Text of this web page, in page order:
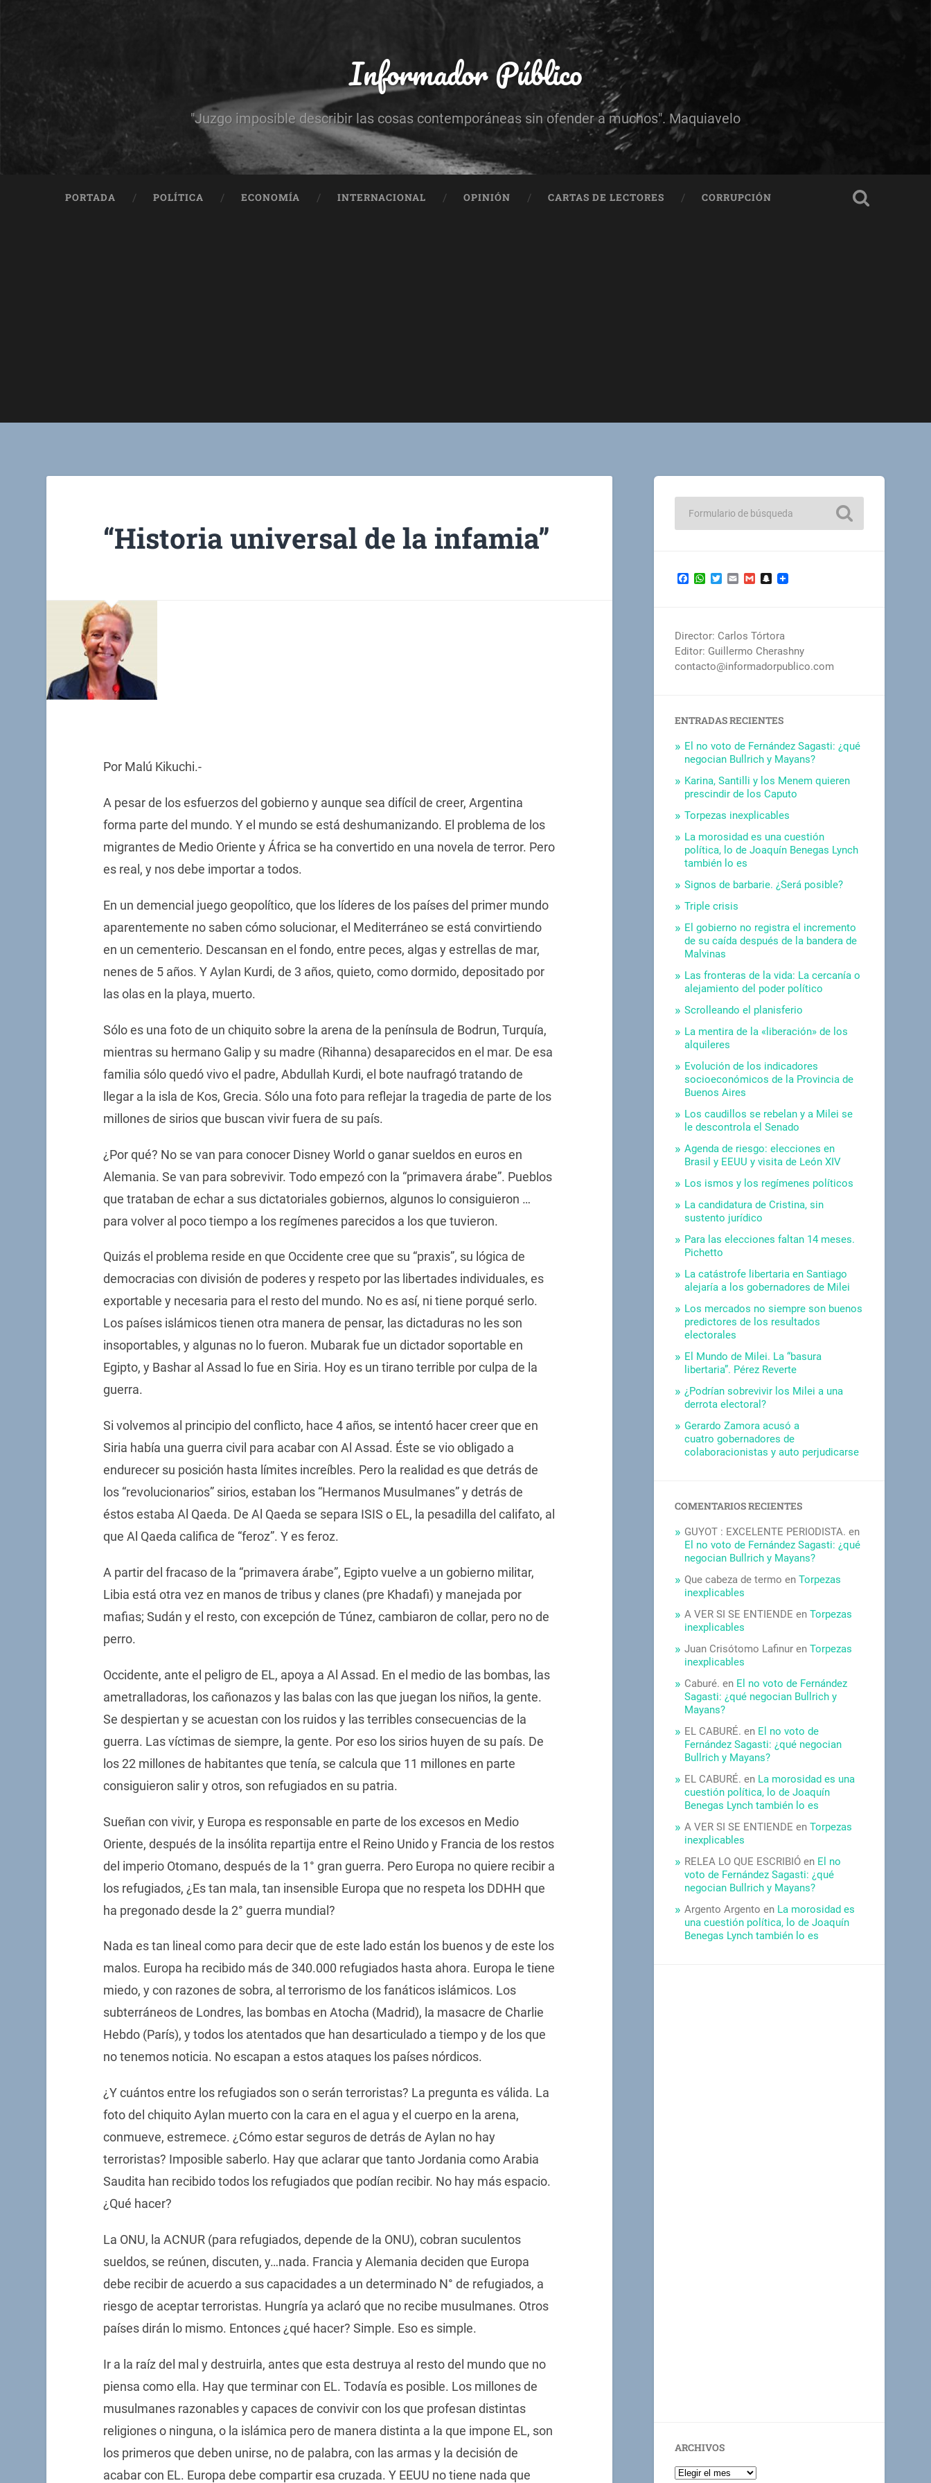
Informador Público
"Juzgo imposible describir las cosas contemporáneas sin ofender a muchos". Maquiavelo
PORTADA POLÍTICA ECONOMÍA INTERNACIONAL OPINIÓN CARTAS DE LECTORES CORRUPCIÓN
“Historia universal de la infamia”
Por Malú Kikuchi.-
A pesar de los esfuerzos del gobierno y aunque sea difícil de creer, Argentina
forma parte del mundo. Y el mundo se está deshumanizando. El problema de los
migrantes de Medio Oriente y África se ha convertido en una novela de terror. Pero
es real, y nos debe importar a todos.
En un demencial juego geopolítico, que los líderes de los países del primer mundo
aparentemente no saben cómo solucionar, el Mediterráneo se está convirtiendo
en un cementerio. Descansan en el fondo, entre peces, algas y estrellas de mar,
nenes de 5 años. Y Aylan Kurdi, de 3 años, quieto, como dormido, depositado por
las olas en la playa, muerto.
Sólo es una foto de un chiquito sobre la arena de la península de Bodrun, Turquía,
mientras su hermano Galip y su madre (Rihanna) desaparecidos en el mar. De esa
familia sólo quedó vivo el padre, Abdullah Kurdi, el bote naufragó tratando de
llegar a la isla de Kos, Grecia. Sólo una foto para reflejar la tragedia de parte de los
millones de sirios que buscan vivir fuera de su país.
¿Por qué? No se van para conocer Disney World o ganar sueldos en euros en
Alemania. Se van para sobrevivir. Todo empezó con la “primavera árabe”. Pueblos
que trataban de echar a sus dictatoriales gobiernos, algunos lo consiguieron …
para volver al poco tiempo a los regímenes parecidos a los que tuvieron.
Quizás el problema reside en que Occidente cree que su “praxis”, su lógica de
democracias con división de poderes y respeto por las libertades individuales, es
exportable y necesaria para el resto del mundo. No es así, ni tiene porqué serlo.
Los países islámicos tienen otra manera de pensar, las dictaduras no les son
insoportables, y algunas no lo fueron. Mubarak fue un dictador soportable en
Egipto, y Bashar al Assad lo fue en Siria. Hoy es un tirano terrible por culpa de la
guerra.
Si volvemos al principio del conflicto, hace 4 años, se intentó hacer creer que en
Siria había una guerra civil para acabar con Al Assad. Éste se vio obligado a
endurecer su posición hasta límites increíbles. Pero la realidad es que detrás de
los “revolucionarios” sirios, estaban los “Hermanos Musulmanes” y detrás de
éstos estaba Al Qaeda. De Al Qaeda se separa ISIS o EL, la pesadilla del califato, al
que Al Qaeda califica de “feroz”. Y es feroz.
A partir del fracaso de la “primavera árabe”, Egipto vuelve a un gobierno militar,
Libia está otra vez en manos de tribus y clanes (pre Khadafi) y manejada por
mafias; Sudán y el resto, con excepción de Túnez, cambiaron de collar, pero no de
perro.
Occidente, ante el peligro de EL, apoya a Al Assad. En el medio de las bombas, las
ametralladoras, los cañonazos y las balas con las que juegan los niños, la gente.
Se despiertan y se acuestan con los ruidos y las terribles consecuencias de la
guerra. Las víctimas de siempre, la gente. Por eso los sirios huyen de su país. De
los 22 millones de habitantes que tenía, se calcula que 11 millones en parte
consiguieron salir y otros, son refugiados en su patria.
Sueñan con vivir, y Europa es responsable en parte de los excesos en Medio
Oriente, después de la insólita repartija entre el Reino Unido y Francia de los restos
del imperio Otomano, después de la 1° gran guerra. Pero Europa no quiere recibir a
los refugiados, ¿Es tan mala, tan insensible Europa que no respeta los DDHH que
ha pregonado desde la 2° guerra mundial?
Nada es tan lineal como para decir que de este lado están los buenos y de este los
malos. Europa ha recibido más de 340.000 refugiados hasta ahora. Europa le tiene
miedo, y con razones de sobra, al terrorismo de los fanáticos islámicos. Los
subterráneos de Londres, las bombas en Atocha (Madrid), la masacre de Charlie
Hebdo (París), y todos los atentados que han desarticulado a tiempo y de los que
no tenemos noticia. No escapan a estos ataques los países nórdicos.
¿Y cuántos entre los refugiados son o serán terroristas? La pregunta es válida. La
foto del chiquito Aylan muerto con la cara en el agua y el cuerpo en la arena,
conmueve, estremece. ¿Cómo estar seguros de detrás de Aylan no hay
terroristas? Imposible saberlo. Hay que aclarar que tanto Jordania como Arabia
Saudita han recibido todos los refugiados que podían recibir. No hay más espacio.
¿Qué hacer?
La ONU, la ACNUR (para refugiados, depende de la ONU), cobran suculentos
sueldos, se reúnen, discuten, y…nada. Francia y Alemania deciden que Europa
debe recibir de acuerdo a sus capacidades a un determinado N° de refugiados, a
riesgo de aceptar terroristas. Hungría ya aclaró que no recibe musulmanes. Otros
países dirán lo mismo. Entonces ¿qué hacer? Simple. Eso es simple.
Ir a la raíz del mal y destruirla, antes que esta destruya al resto del mundo que no
piensa como ella. Hay que terminar con EL. Todavía es posible. Los millones de
musulmanes razonables y capaces de convivir con los que profesan distintas
religiones o ninguna, o la islámica pero de manera distinta a la que impone EL, son
los primeros que deben unirse, no de palabra, con las armas y la decisión de
acabar con EL. Europa debe compartir esa cruzada. Y EEUU no tiene nada que
Facebook
WhatsApp
TwitterEmailGmailSnapchat
Director: Carlos Tórtora
Editor: Guillermo Cherashny
contacto@informadorpublico.com
ENTRADAS RECIENTES
El no voto de Fernández Sagasti: ¿qué
negocian Bullrich y Mayans?
Karina, Santilli y los Menem quieren
prescindir de los Caputo
Torpezas inexplicables
La morosidad es una cuestión
política, lo de Joaquín Benegas Lynch
también lo es
Signos de barbarie. ¿Será posible?
Triple crisis
El gobierno no registra el incremento
de su caída después de la bandera de
Malvinas
Las fronteras de la vida: La cercanía o
alejamiento del poder político
Scrolleando el planisferio
La mentira de la «liberación» de los
alquileres
Evolución de los indicadores
socioeconómicos de la Provincia de
Buenos Aires
Los caudillos se rebelan y a Milei se
le descontrola el Senado
Agenda de riesgo: elecciones en
Brasil y EEUU y visita de León XIV
Los ismos y los regímenes políticos
La candidatura de Cristina, sin
sustento jurídico
Para las elecciones faltan 14 meses.
Pichetto
La catástrofe libertaria en Santiago
alejaría a los gobernadores de Milei
Los mercados no siempre son buenos
predictores de los resultados
electorales
El Mundo de Milei. La “basura
libertaria”. Pérez Reverte
¿Podrían sobrevivir los Milei a una
derrota electoral?
Gerardo Zamora acusó a
cuatro gobernadores de
colaboracionistas y auto perjudicarse
COMENTARIOS RECIENTES
GUYOT : EXCELENTE PERIODISTA. en
El no voto de Fernández Sagasti: ¿qué
negocian Bullrich y Mayans?
Que cabeza de termo enTorpezas
inexplicables
A VER SI SE ENTIENDE enTorpezas
inexplicables
Juan Crisótomo Lafinur enTorpezas
inexplicables
Caburé. en El no voto de Fernández
Sagasti: ¿qué negocian Bullrich y
Mayans?
EL CABURÉ. en El no voto de
Fernández Sagasti: ¿qué negocian
Bullrich y Mayans?
EL CABURÉ. en La morosidad es una
cuestión política, lo de Joaquín
Benegas Lynch también lo es
A VER SI SE ENTIENDE enTorpezas
inexplicables
RELEA LO QUE ESCRIBIÓ en El no
voto de Fernández Sagasti: ¿qué
negocian Bullrich y Mayans?
Argento Argento en La morosidad es
una cuestión política, lo de Joaquín
Benegas Lynch también lo es
ARCHIVOS